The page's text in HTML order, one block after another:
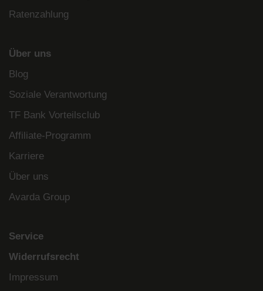
Ratenzahlung
Über uns
Blog
Soziale Verantwortung
TF Bank Vorteilsclub
Affiliate-Programm
Karriere
Über uns
Avarda Group
Service
Widerrufsrecht
Impressum